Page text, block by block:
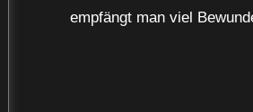
empfängt man viel